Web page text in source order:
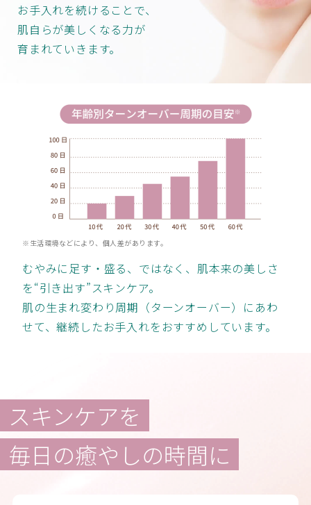
お手入れを続けることで、
肌自らが美しくなる力が
育まれていきます。
※生活環境などにより、個人差があります。
むやみに足す・盛る、ではなく、肌本来の美しさ
を“引き出す”スキンケア。
肌の生まれ変わり周期（ターンオーバー）にあわ
せて、継続したお手入れをおすすめしています。
スキンケアを
毎日の癒やしの時間に